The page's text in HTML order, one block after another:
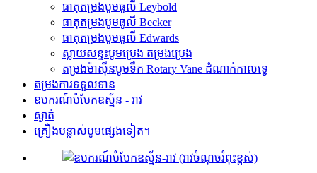
ធាតុតម្រងបូមធូលី Leybold
ធាតុតម្រងបូមធូលី Becker
ធាតុតម្រងបូមធូលី Edwards
ស្លាយសន្ទះបូមប្រេង តម្រងប្រេង
តម្រងម៉ាស៊ីនបូមទឹក Rotary Vane ដំណាក់កាលទ្វេ
តម្រងការទទួលទាន
ឧបករណ៍បំបែកឧស្ម័ន - រាវ
ស្ងាត់
គ្រឿងបន្លាស់បូមផ្សេងទៀត។